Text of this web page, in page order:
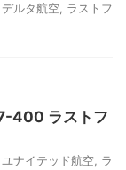
デルタ航空 ラストフ
400 ラストフ
ユナイテッド航空 ラ